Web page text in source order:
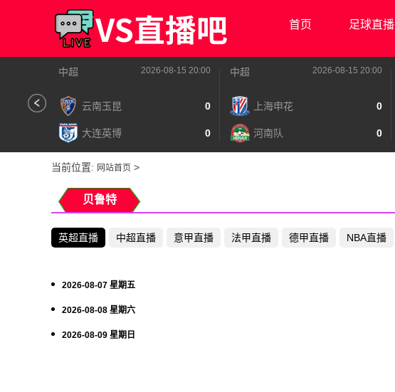
首页 足球直播
中超 2026-08-15 20:00
云南玉昆 0
大连英博 0
中超 2026-08-15 20:00
上海申花 0
河南队 0
当前位置: 网站首页 >
贝鲁特
英超直播 中超直播 意甲直播 法甲直播 德甲直播 NBA直播
2026-08-07 星期五
2026-08-08 星期六
2026-08-09 星期日